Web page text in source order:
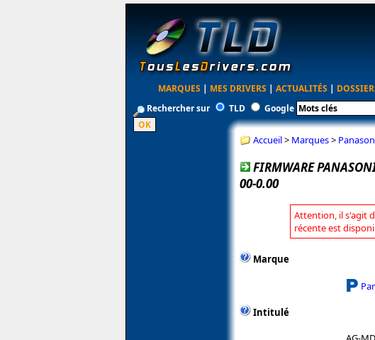
MARQUES | MES DRIVERS | ACTUALITÉS |
Rechercher sur
TLD Google
Accueil> Marques>
FIRMWARE
00-0.00
Attention, il s'agit
récente est
Marque
Intitulé